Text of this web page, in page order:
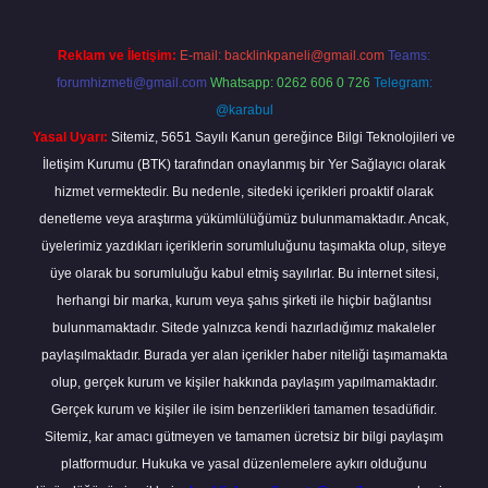
Reklam ve İletişim: E-mail: backlinkpaneli@gmail.com Teams:
forumhizmeti@gmail.com Whatsapp: 0262 606 0 726 Telegram:
@karabul
Yasal Uyarı: Sitemiz, 5651 Sayılı Kanun gereğince Bilgi Teknolojileri ve
İletişim Kurumu (BTK) tarafından onaylanmış bir Yer Sağlayıcı olarak
hizmet vermektedir. Bu nedenle, sitedeki içerikleri proaktif olarak
denetleme veya araştırma yükümlülüğümüz bulunmamaktadır. Ancak,
üyelerimiz yazdıkları içeriklerin sorumluluğunu taşımakta olup, siteye
üye olarak bu sorumluluğu kabul etmiş sayılırlar. Bu internet sitesi,
herhangi bir marka, kurum veya şahıs şirketi ile hiçbir bağlantısı
bulunmamaktadır. Sitede yalnızca kendi hazırladığımız makaleler
paylaşılmaktadır. Burada yer alan içerikler haber niteliği taşımamakta
olup, gerçek kurum ve kişiler hakkında paylaşım yapılmamaktadır.
Gerçek kurum ve kişiler ile isim benzerlikleri tamamen tesadüfidir.
Sitemiz, kar amacı gütmeyen ve tamamen ücretsiz bir bilgi paylaşım
platformudur. Hukuka ve yasal düzenlemelere aykırı olduğunu